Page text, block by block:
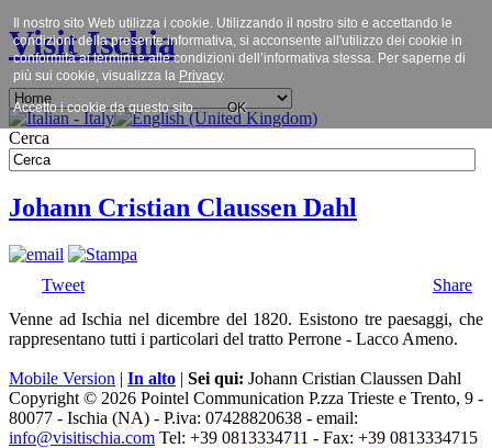
Visit Ischia
Cerca
Johann Cristian Claussen Dahl
Tweet
Share
Venne ad Ischia nel dicembre del 1820. Esistono tre paesaggi, che
rappresentano tutti i particolari del tratto Perrone - Lacco Ameno.
Mobile Version | In alto | Sei qui: Johann Cristian Claussen Dahl
Copyright © 2026 Pointel Communication P.zza Trieste e Trento, 9 -
80077 - Ischia (NA) - P.iva: 07428820638 - email:
info@visitischia.com Tel: +39 0813334711 - Fax: +39 0813334715
Il nostro sito Web utilizza i cookie. Utilizzando il nostro sito e accettando le
condizioni della presente informativa, si acconsente all'utilizzo dei cookie in
conformità ai termini e alle condizioni dell’informativa stessa. Per saperne di
più sui cookie, visualizza la Privacy.
Accetto i cookie da questo sito. OK